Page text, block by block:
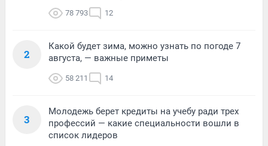
78 793 12
2
Какой будет зима, можно узнать по погоде 7
августа, — важные приметы
58 211 14
3
Молодежь берет кредиты на учебу ради трех
профессий — какие специальности вошли в
список лидеров